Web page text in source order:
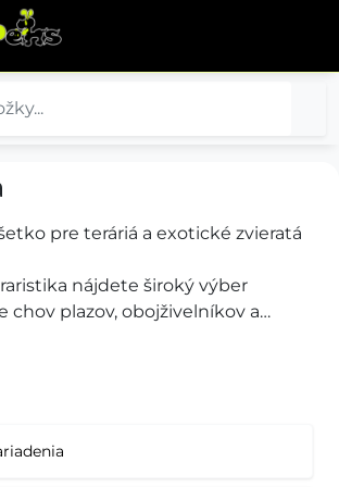
pre teráriá a exotické zvieratá
nájdete široký výber
chov plazov, obojživelníkov a
zvierat. Ponúkame teráriá,
úkryty, misky, vitamíny,
a bezpečného prostredia.